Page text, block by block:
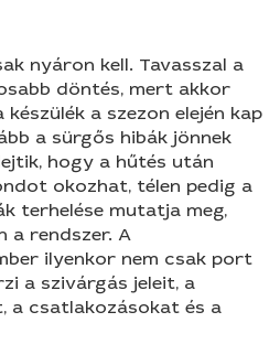
nyáron kell. Tavasszal a
döntés, mert akkor
a szezon elején kap
a sürgős hibák jönnek
hogy a hűtés után
okozhat, télen pedig a
terhelése mutatja meg,
a rendszer. A
ilyenkor nem csak port
a szivárgás jeleit, a
a csatlakozásokat és a